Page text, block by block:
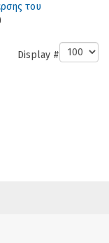
του
Display #